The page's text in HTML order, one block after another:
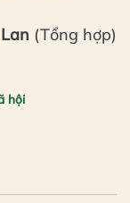
(Tổng hợp)
hội